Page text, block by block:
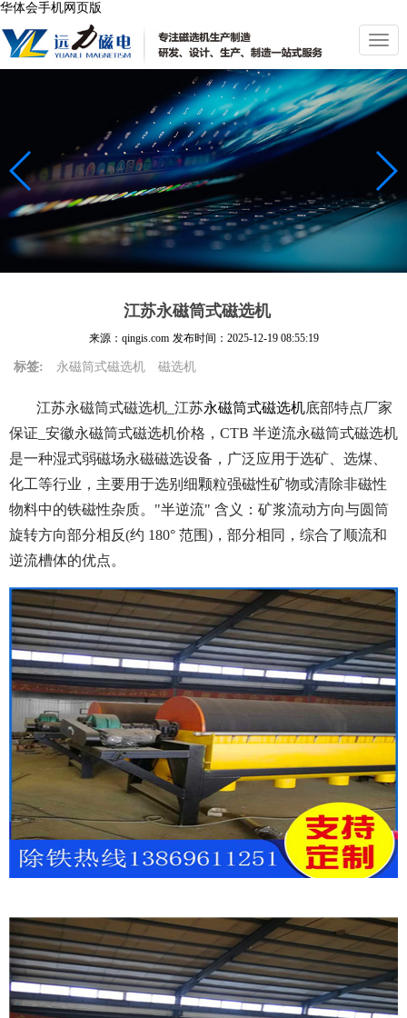
华体会手机网页版
切
换
导
航
江苏永磁筒式磁选机
来源：qingis.com 发布时间： 2025-12-19 08:55:19
标签: 永磁筒式磁选机 磁选机
江苏永磁筒式磁选机_江苏永磁筒式磁选机底部特点厂家
保证_安徽永磁筒式磁选机价格，CTB 半逆流永磁筒式磁选机
是一种湿式弱磁场永磁磁选设备，广泛应用于选矿、选煤、
化工等行业，主要用于选别细颗粒强磁性矿物或清除非磁性
物料中的铁磁性杂质。 "半逆流" 含义：矿浆流动方向与圆筒
旋转方向部分相反(约 180° 范围)，部分相同，综合了顺流和
逆流槽体的优点。